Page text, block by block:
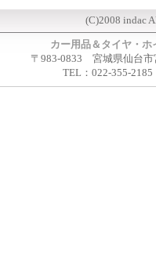
(C)2008 indac
カー用品＆タイヤ・
〒983-0833 宮城県仙台市
TEL：022-355-